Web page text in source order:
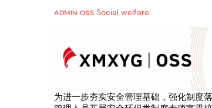
ADMIN OSS Social welfare
为进一步夯实安全管理基础，强化制度